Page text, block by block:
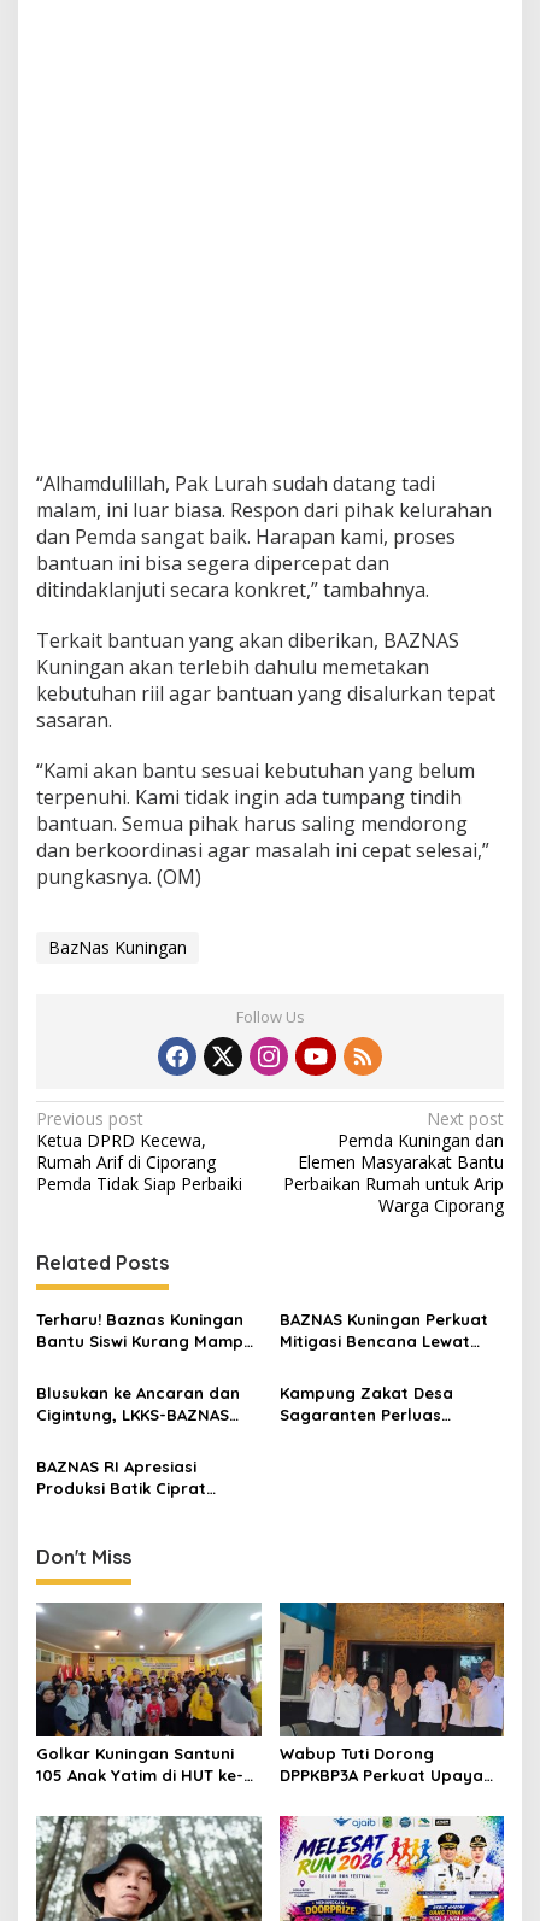
“Alhamdulillah, Pak Lurah sudah datang tadi
malam, ini luar biasa. Respon dari pihak kelurahan
dan Pemda sangat baik. Harapan kami, proses
bantuan ini bisa segera dipercepat dan
ditindaklanjuti secara konkret,” tambahnya.
Terkait bantuan yang akan diberikan, BAZNAS
Kuningan akan terlebih dahulu memetakan
kebutuhan riil agar bantuan yang disalurkan tepat
sasaran.
“Kami akan bantu sesuai kebutuhan yang belum
terpenuhi. Kami tidak ingin ada tumpang tindih
bantuan. Semua pihak harus saling mendorong
dan berkoordinasi agar masalah ini cepat selesai,”
pungkasnya. (OM)
BazNas Kuningan
Follow Us
Post
navigation
Previous post
Ketua DPRD Kecewa,
Rumah Arif di Ciporang
Pemda Tidak Siap Perbaiki
Next post
Pemda Kuningan dan
Elemen Masyarakat Bantu
Perbaikan Rumah untuk Arip
Warga Ciporang
Related Posts
Terharu! Baznas Kuningan
Bantu Siswi Kurang Mampu
Semangat Belajarnya Tak
Pernah Padam
BAZNAS Kuningan Perkuat
Mitigasi Bencana Lewat
Sangkanherang
Blusukan ke Ancaran dan
Cigintung, LKKS-BAZNAS
untuk Warga Disabilitas
dan Dhuafa
Kampung Zakat Desa
Sagaranten Perluas
BAZNAS RI Apresiasi
Produksi Batik Ciprat
Pemberdayaan Disabilitas
Mental
Don't Miss
Golkar Kuningan Santuni
105 Anak Yatim di HUT ke-
Doakan Partai Semakin
Berjaya
Wabup Tuti Dorong
DPPKBP3A Perkuat Upaya
Tingkatkan Kesejahteraan
Keluarga